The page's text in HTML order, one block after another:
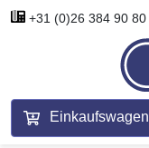
+31 (0)26 384 90 80
Einkaufswagen